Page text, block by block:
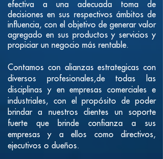
efectiva a una adecuada toma de
decisiones en sus respectivos ámbitos de
influencia, con el objetivo de generar valor
agregado en sus productos y servicios y
propiciar un negocio más rentable.
Contamos con alianzas estrategicas con
diversos profesionales,de todas las
disciplinas y en empresas comerciales e
industriales, con el propósito de poder
brindar a nuestros clientes un soporte
fuerte que brinde confianza a sus
empresas y a ellos como directivos,
ejecutivos o dueños.